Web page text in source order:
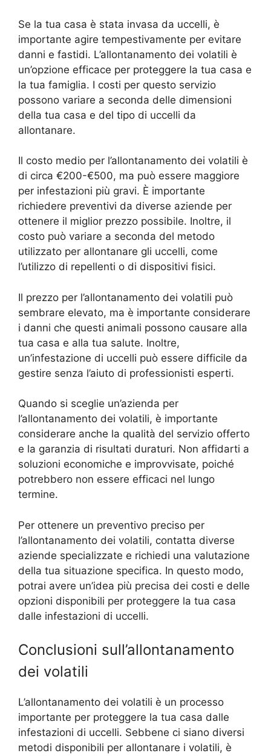
Se la tua casa è stata invasa da uccelli, è
importante agire tempestivamente per evitare
danni e fastidi. L’allontanamento dei volatili è
un’opzione efficace per proteggere la tua casa e
la tua famiglia. I costi per questo servizio
possono variare a seconda delle dimensioni
della tua casa e del tipo di uccelli da
allontanare.
Il costo medio per l’allontanamento dei volatili è
di circa €200-€500, ma può essere maggiore
per infestazioni più gravi. È importante
richiedere preventivi da diverse aziende per
ottenere il miglior prezzo possibile. Inoltre, il
costo può variare a seconda del metodo
utilizzato per allontanare gli uccelli, come
l’utilizzo di repellenti o di dispositivi fisici.
Il prezzo per l’allontanamento dei volatili può
sembrare elevato, ma è importante considerare
i danni che questi animali possono causare alla
tua casa e alla tua salute. Inoltre,
un’infestazione di uccelli può essere difficile da
gestire senza l’aiuto di professionisti esperti.
Quando si sceglie un’azienda per
l’allontanamento dei volatili, è importante
considerare anche la qualità del servizio offerto
e la garanzia di risultati duraturi. Non affidarti a
soluzioni economiche e improvvisate, poiché
potrebbero non essere efficaci nel lungo
termine.
Per ottenere un preventivo preciso per
l’allontanamento dei volatili, contatta diverse
aziende specializzate e richiedi una valutazione
della tua situazione specifica. In questo modo,
potrai avere un’idea più precisa dei costi e delle
opzioni disponibili per proteggere la tua casa
dalle infestazioni di uccelli.
Conclusioni sull’allontanamento
dei volatili
L’allontanamento dei volatili è un processo
importante per proteggere la tua casa dalle
infestazioni di uccelli. Sebbene ci siano diversi
metodi disponibili per allontanare i volatili, è